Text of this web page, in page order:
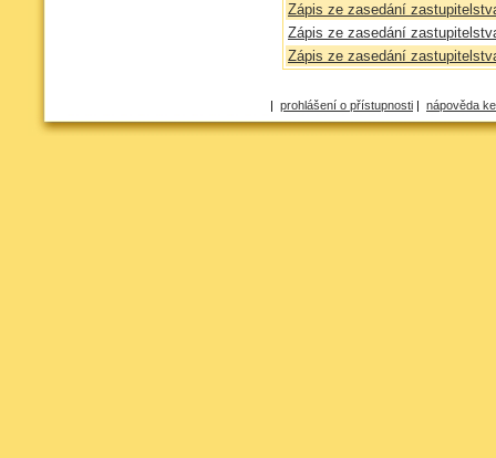
Zápis ze zasedání
Zápis ze zasedání
Zápis ze zasedání
| prohlášení o přístupnosti | nápověda